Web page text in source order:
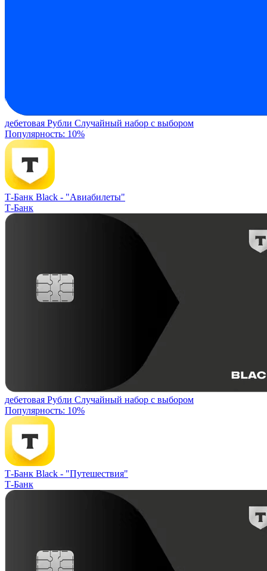
дебетовая Рубли Случайный набор с выбором
Популярность: 10%
Т-Банк Black - "Авиабилеты"
Т-Банк
дебетовая Рубли Случайный набор с выбором
Популярность: 10%
Т-Банк Black - "Путешествия"
Т-Банк